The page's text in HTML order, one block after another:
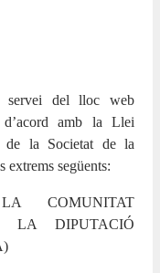
servei del lloc web
amb la Llei
de la Societat de la
següents:
COMUNITAT
LA DIPUTACIÓ